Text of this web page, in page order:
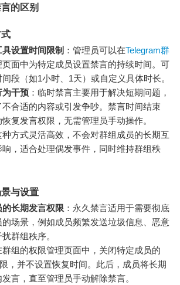
的区别
设置时间限制 ：管理员可以在Telegram群
页面中为特定成员设置禁言的持续时间。可
段（如1小时、1天）或自定义具体时长。
为干预 ：临时禁言主要用于解决短期问题，
合适的内容或引发争吵。禁言时间结束
复发言权限，无需管理员手动操作。
种方式灵活高效，不会对群组成员的长期互
，适合处理偶发事件，同时维持群组秩
与设置
的长期发言权限 ：永久禁言适用于需要彻底
的场景，例如成员频繁发送垃圾信息、恶意
群组秩序。
群组的权限管理页面中，关闭特定成员的
，并不设置恢复时间。此后，成员将长期
言，直至管理员手动解除禁言。